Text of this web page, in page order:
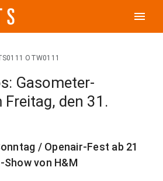
menu
OTW0111
Gasometer-
den 31.
/ Openair-Fest ab 21
von H&M